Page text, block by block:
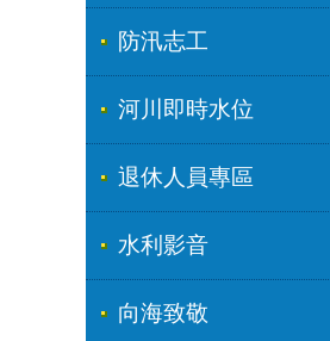
防汛志工
河川即時水位
退休人員專區
水利影音
向海致敬